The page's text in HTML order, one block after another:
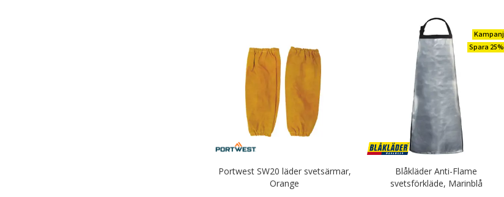
Portwest SW20 läder svetsärmar,
Orange
Kampanj
Spara 25%
Blåkläder Anti-Flame
svetsförkläde, Marinblå